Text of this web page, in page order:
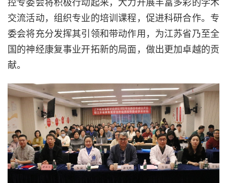
控专委会将积极行动起来，大力开展丰富多彩的学术
交流活动，组织专业的培训课程，促进科研合作。专
委会将充分发挥其引领和带动作用，为江苏省乃至全
国的神经康复事业开拓新的局面，做出更加卓越的贡
献。